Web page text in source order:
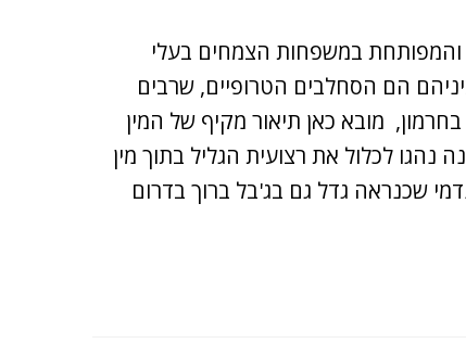
במשפחות הצמחים בעלי
מינים. המוכרים מביניהם הם הסחלבים הטרופיים, שרבים
מובא כאן תיאור מקיף של המין
נהגו לכלול את רצועית הגליל בתוך מין
שכנראה גדל גם בג'בל ברוך בדרום